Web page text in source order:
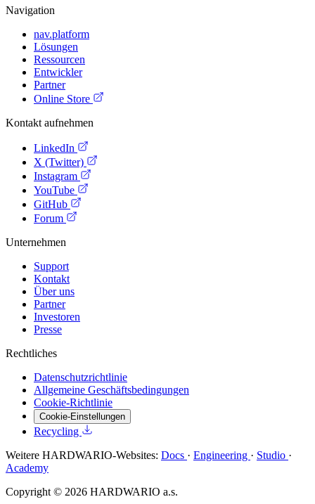
Navigation
nav.platform
Lösungen
Ressourcen
Entwickler
Partner
Online Store
Kontakt aufnehmen
LinkedIn
X (Twitter)
Instagram
YouTube
GitHub
Forum
Unternehmen
Support
Kontakt
Über uns
Partner
Investoren
Presse
Rechtliches
Datenschutzrichtlinie
Allgemeine Geschäftsbedingungen
Cookie-Richtlinie
Cookie-Einstellungen
Recycling
Weitere HARDWARIO-Websites: Docs · Engineering · Studio ·
Academy
Copyright © 2026 HARDWARIO a.s.